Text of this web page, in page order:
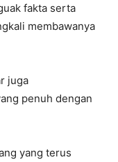
fakta serta
membawanya
juga
penuh dengan
yang terus